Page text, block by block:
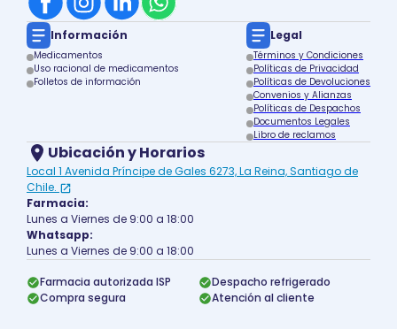
Información
Medicamentos
Uso racional de medicamentos
Folletos de información
Legal
Términos y Condiciones
Políticas de Privacidad
Políticas de Devoluciones
Convenios y Alianzas
Políticas de Despachos
Documentos Legales
Libro de reclamos
Ubicación y Horarios
Local 1 Avenida Príncipe de Gales 6273, La Reina, Santiago de
Chile.
Farmacia:
Lunes a Viernes de 9:00 a 18:00
Whatsapp:
Lunes a Viernes de 9:00 a 18:00
Farmacia autorizada ISP
Despacho refrigerado
Compra segura
Atención al cliente